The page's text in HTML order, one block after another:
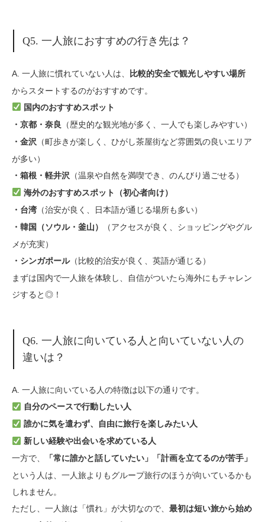
Q5. 一人旅におすすめの行き先は？
A. 一人旅に慣れていない人は、 比較的安全で観光しやすい場所
からスタートするのがおすすめです。
国内のおすすめスポット
・京都・奈良 （歴史的な観光地が多く、一人でも楽しみやすい）
・金沢 （町歩きが楽しく、ひがし茶屋街など雰囲気の良いエリア
が多い）
・箱根・軽井沢 （温泉や自然を満喫でき、のんびり過ごせる）
海外のおすすめスポット（初心者向け）
・台湾 （治安が良く、日本語が通じる場所も多い）
・韓国（ソウル・釜山）
（アクセスが良く、ショッピングやグル
メが充実）
・シンガポール（比較的治安が良く、英語が通じる）
まずは国内で一人旅を体験し、自信がついたら海外にもチャレン
ジすると◎！
Q6. 一人旅に向いている人と向いていない人の
違いは？
A. 一人旅に向いている人の特徴は以下の通りです。
自分のペースで行動したい人
誰かに気を遣わず、自由に旅行を楽しみたい人
新しい経験や出会いを求めている人
一方で、 「常に誰かと話していたい」「計画を立てるのが苦手」
という人は、一人旅よりもグループ旅行のほうが向いているかも
しれません。
ただし、一人旅は「慣れ」が大切なので、 最初は短い旅から始め